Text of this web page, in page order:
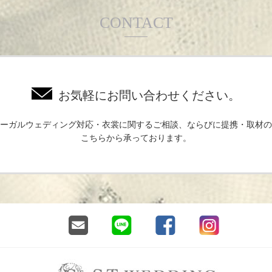
CONTACT
お気軽にお問い合わせください。
ガルウェディング対応・衣裳に関するご相談、ならびに提携・取材
こちらから承っております。